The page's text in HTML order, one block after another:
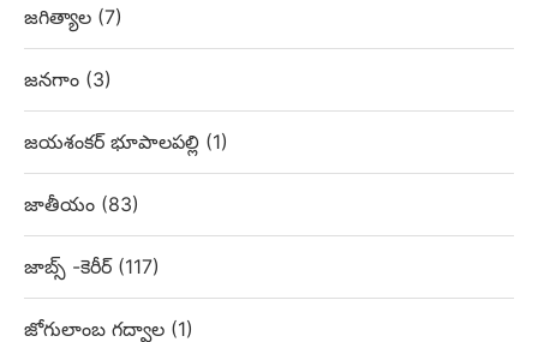
జగిత్యాల (7)
జనగాం (3)
జయశంకర్ భూపాలపల్లి (1)
జాతీయం (83)
జాబ్స్ -కెరీర్ (117)
జోగులాంబ గద్వాల (1)